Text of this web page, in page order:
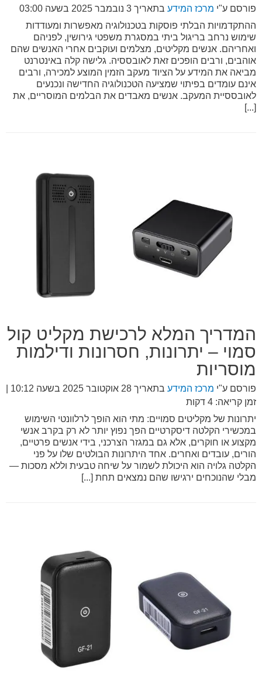
פורסם ע"י מרכז המידע בתאריך 3 נובמבר 2025 בשעה 03:00
ההתקדמויות הבלתי פוסקות בטכנולוגיה מאפשרות ומעודדות
שימוש נרחב בריגול ביתי במסגרת משפטי גירושין, לפניהם
ואחריהם. אנשים מקליטים, מצלמים ועוקבים אחרי האנשים שהם
אוהבים, ורבים הופכים זאת לאובססיה. גלישה קלה באינטרנט
מביאה את המידע על הציוד מעקב הזמין המוצע למכירה, ורבים
אינם עומדים בפיתוי שמציעה הטכנולוגיה החדישה ונכנעים
לאובססיית המעקב. אנשים מאבדים את הבלמים המוסריים, את
[...]
המדריך המלא לרכישת מקליט קול
סמוי – יתרונות, חסרונות ודילמות
מוסריות
פורסם ע"י מרכז המידע בתאריך 28 אוקטובר 2025 בשעה 10:12
זמן קריאה: 4 דקות
יתרונות של מקליטים סמויים: מתי הוא הופך לרלוונטי השימוש
במכשירי הקלטה דיסקרטיים הפך נפוץ יותר לא רק בקרב אנשי
מקצוע או חוקרים, אלא גם במגזר הצרכני, בידי אנשים פרטיים,
הורים, עובדים ואחרים. אחד היתרונות הבולטים שלו על פני
הקלטה גלויה הוא היכולת לשמור על שיחה טבעית וללא מסכות —
מבלי שהנוכחים ירגישו שהם נמצאים תחת [...]